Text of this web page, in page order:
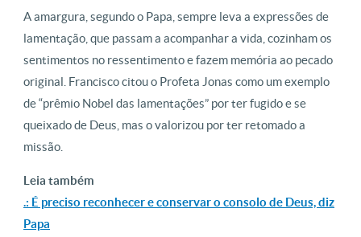
A amargura, segundo o Papa, sempre leva a expressões de
lamentação, que passam a acompanhar a vida, cozinham os
sentimentos no ressentimento e fazem memória ao pecado
original. Francisco citou o Profeta Jonas como um exemplo
de “prêmio Nobel das lamentações” por ter fugido e se
queixado de Deus, mas o valorizou por ter retomado a
missão.
Leia também
.: É preciso reconhecer e conservar o consolo de Deus, diz
Papa